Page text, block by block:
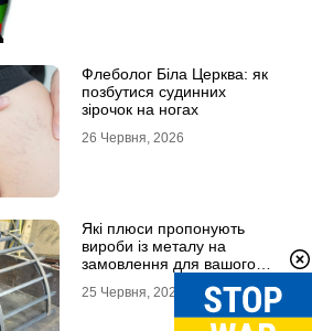
Флеболог Біла Церква: як
позбутися судинних
зірочок на ногах
26 Червня, 2026
Які плюси пропонують
вироби із металу на
замовлення для вашого
25 Червня, 2026